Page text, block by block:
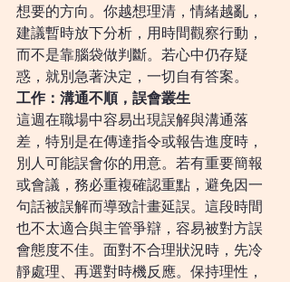
想要的方向。你越想理清，情緒越亂，
建議暫時放下分析，用時間觀察行動，
而不是靠腦袋做判斷。若心中仍存疑
惑，就別急著決定，一切自有答案。
工作：溝通不順，誤會叢生
這週在職場中容易出現誤解與溝通落
差，特別是在傳達指令或報告進度時，
別人可能誤會你的用意。若有重要簡報
或會議，務必重複確認重點，避免因一
句話被誤解而導致計畫延誤。這段時間
也不太適合與主管爭辯，容易被對方誤
會態度不佳。面對不合理狀況時，先冷
靜處理、再選對時機反應。保持理性，